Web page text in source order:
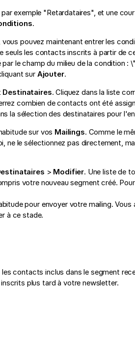
exemple "Retardataires", et une
.
vous pouvez maintenant entrer les
seuls les contacts inscrits à partir de
le champ du milieu de la condition :
sur Ajouter.
Destinataires. Cliquez dans la liste
combien de contacts ont été
la sélection des destinataires pour
sur vos Mailings. Comme le
ne le sélectionnez pas directement,
> Modifier. Une liste de
votre nouveau segment créé.
pour envoyer votre mailing. Vous
à ce stade.
contacts inclus dans le segment
plus tard à votre newsletter.